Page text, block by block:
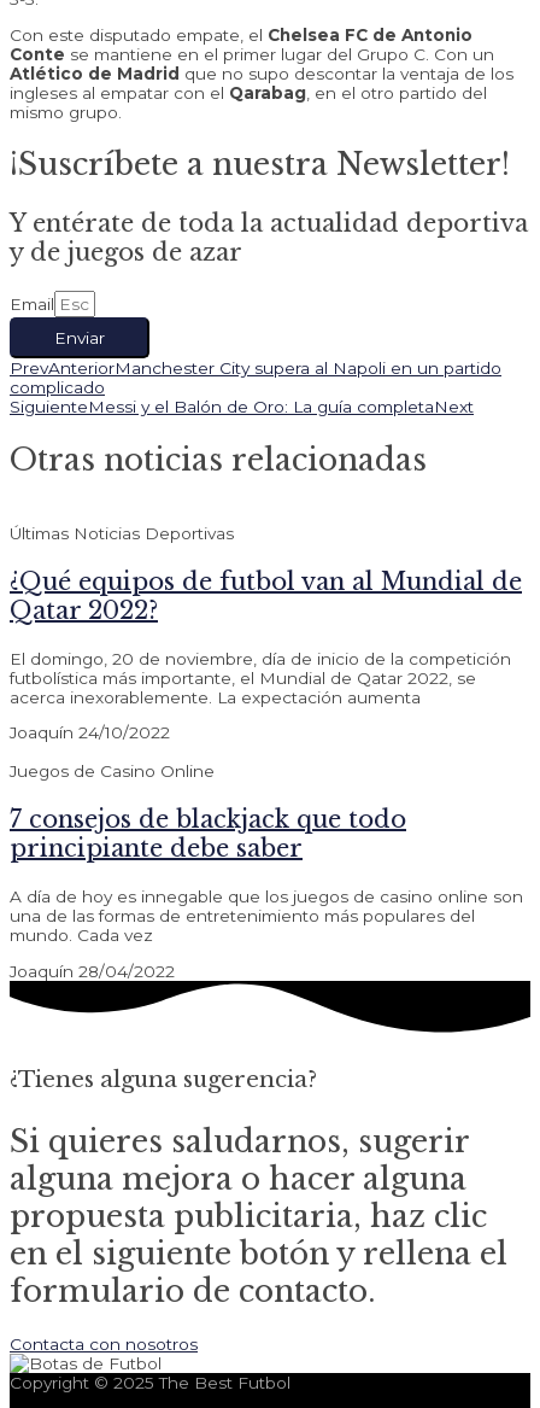
Con este disputado empate, el Chelsea FC de Antonio
Conte se mantiene en el primer lugar del Grupo C. Con un
Atlético de Madrid que no supo descontar la ventaja de los
ingleses al empatar con el Qarabag , en el otro partido del
mismo grupo.
¡Suscríbete a nuestra Newsletter!
Y entérate de toda la actualidad deportiva
y de juegos de azar
Email
Enviar
PrevAnteriorManchester City supera al Napoli en un partido
complicado
SiguienteMessi y el Balón de Oro: La guía completaNext
Otras noticias relacionadas
Últimas Noticias Deportivas
¿Qué equipos de futbol van al Mundial de
Qatar 2022?
El domingo, 20 de noviembre, día de inicio de la competición
futbolística más importante, el Mundial de Qatar 2022, se
acerca inexorablemente. La expectación aumenta
Joaquín 24/10/2022
Juegos de Casino Online
7 consejos de blackjack que todo
principiante debe saber
A día de hoy es innegable que los juegos de casino online son
una de las formas de entretenimiento más populares del
mundo. Cada vez
Joaquín 28/04/2022
¿Tienes alguna sugerencia?
Si quieres saludarnos, sugerir
alguna mejora o hacer alguna
propuesta publicitaria, haz clic
en el siguiente botón y rellena el
formulario de contacto.
Contacta con nosotros
Copyright © 2025The Best Futbol